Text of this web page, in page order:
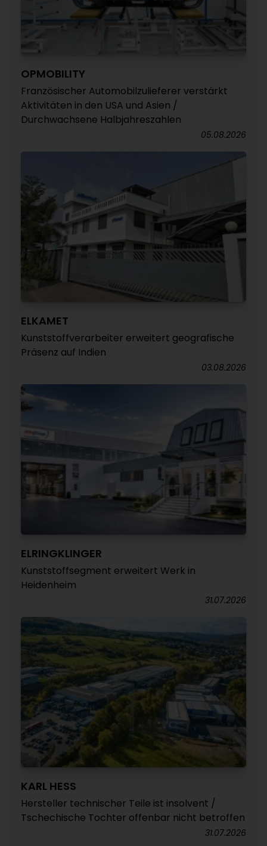
OPMOBILITY
Französischer Automobilzulieferer verstärkt
Aktivitäten in den USA und Asien /
Durchwachsene Halbjahreszahlen
05.08.2026
ELKAMET
Kunststoffverarbeiter erweitert geografische
Präsenz auf Indien
03.08.2026
ELRINGKLINGER
Kunststoffsegment erweitert Werk in
Heidenheim
31.07.2026
KARL HESS
Hersteller technischer Teile ist insolvent /
Tschechische Tochter offenbar nicht betroffen
31.07.2026